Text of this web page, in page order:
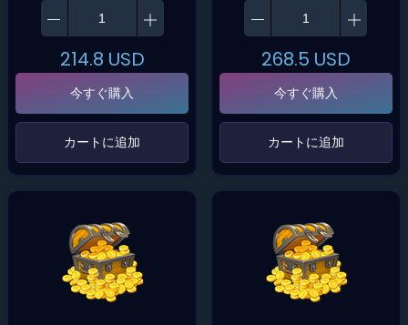
214.8 USD
今すぐ購入
‌カートに追加‌
268.5 USD
今すぐ購入
‌カートに追加‌